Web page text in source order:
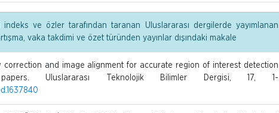
indeks ve özler tarafından taranan Uluslararası dergilerde yayımlanan
vaka takdimi ve özet türünden yayınlar dışındaki makale
correction and image alignment for accurate region of interest detection
Uluslararası Teknolojik Bilimler Dergisi, 17, 1-